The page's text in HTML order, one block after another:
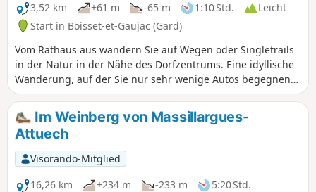
3,52 km
+61 m -65 m 1:10 Std.
Leicht
Start in Boisset-et-Gaujac (Gard)
Vom Rathaus aus wandern Sie auf Wegen oder Singletrails
in der Natur in der Nähe des Dorfzentrums. Eine idyllische
Wanderung, auf der Sie nur sehr wenige Autos begegnen
werden.
Im Weinberg von Massillargues-
Attuech
Visorando-Mitglied
16,26 km
+234 m -233 m
5:20 Std.